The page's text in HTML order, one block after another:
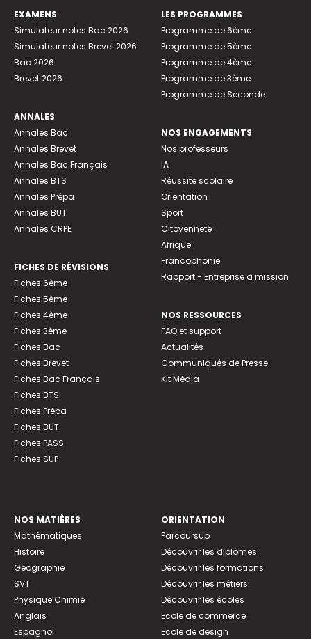
EXAMENS
Simulateur notes Bac 2026
Simulateur notes Brevet 2026
Bac 2026
Brevet 2026
ANNALES
Annales Bac
Annales Brevet
Annales Bac Français
Annales BTS
Annales Prépa
Annales BUT
Annales CRPE
FICHES DE RÉVISIONS
Fiches 6ème
Fiches 5ème
Fiches 4ème
Fiches 3ème
Fiches Bac
Fiches Brevet
Fiches Bac Français
Fiches BTS
Fiches Prépa
Fiches BUT
Fiches PASS
Fiches SUP
LES PROGRAMMES
Programme de 6ème
Programme de 5ème
Programme de 4ème
Programme de 3ème
Programme de Seconde
NOS ENGAGEMENTS
Nos professeurs
IA
Réussite scolaire
Orientation
Sport
Citoyenneté
Afrique
Francophonie
Rapport - Entreprise à mission
NOS RESSOURCES
FAQ et support
Actualités
Communiqués de Presse
Kit Média
NOS MATIÈRES
Mathématiques
Histoire
Géographie
SVT
Physique Chimie
Anglais
Espagnol
ORIENTATION
Parcoursup
Découvrir les diplômes
Découvrir les formations
Découvrir les métiers
Découvrir les écoles
Ecole de commerce
Ecole de design